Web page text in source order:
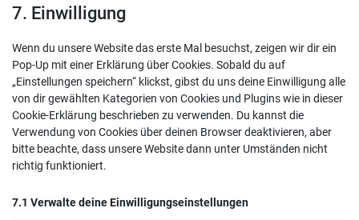
7. Einwilligung
Wenn du unsere Website das erste Mal besuchst, zeigen wir dir ein
Pop-Up mit einer Erklärung über Cookies. Sobald du auf
„Einstellungen speichern“ klickst, gibst du uns deine Einwilligung alle
von dir gewählten Kategorien von Cookies und Plugins wie in dieser
Cookie-Erklärung beschrieben zu verwenden. Du kannst die
Verwendung von Cookies über deinen Browser deaktivieren, aber
bitte beachte, dass unsere Website dann unter Umständen nicht
richtig funktioniert.
7.1 Verwalte deine Einwilligungseinstellungen